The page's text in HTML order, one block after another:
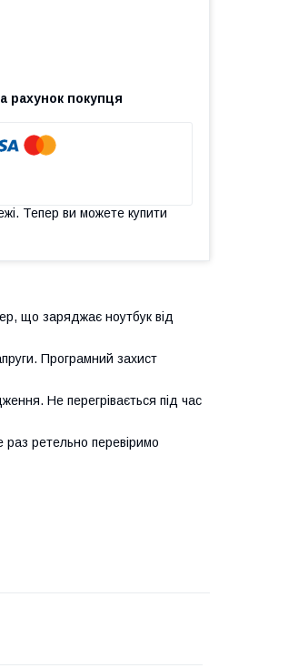
рахунок покупця
Тепер ви можете купити
що заряджає ноутбук від
Програмний захист
Не перегрівається під час
ретельно перевіримо